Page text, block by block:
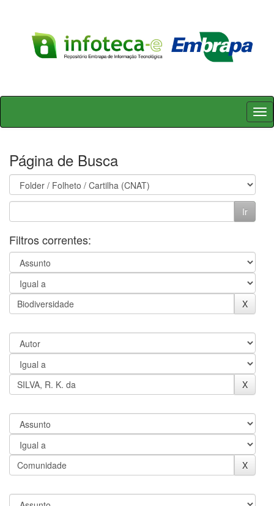
Skip
Página de Busca
Filtros correntes: